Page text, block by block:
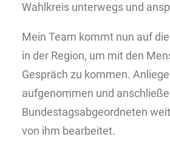
Wahlkreis unterwegs und
Mein Team kommt nun auf
in der Region, um mit den
Gespräch zu kommen.
aufgenommen und
Bundestagsabgeordneten
von ihm bearbeitet.